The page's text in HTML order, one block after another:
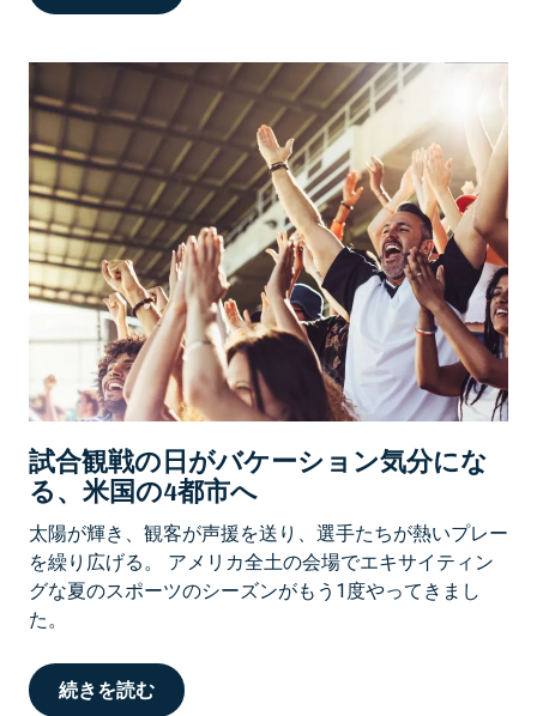
試合観戦の日がバケーション気分にな
る、米国の4都市へ
太陽が輝き、観客が声援を送り、選手たちが熱いプレー
を繰り広げる。 アメリカ全土の会場でエキサイティン
グな夏のスポーツのシーズンがもう1度やってきまし
た。
続きを読む